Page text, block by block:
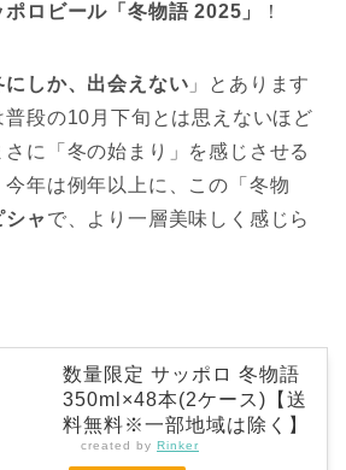
ポロビール「冬物語 2025」 ！
にしか、出会えない 」とあります
段の10月下旬とは思えないほど
に「冬の始まり」を感じさせる
年は例年以上に、この「冬物
シャ で、より一層美味しく感じら
数量限定 サッポロ 冬物語
350ml×48本(2ケース)【送
料無料※一部地域は除く】
created by Rinker